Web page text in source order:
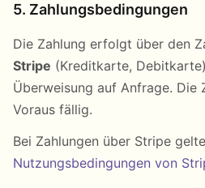
5. Zahlungsbedingungen
Die Zahlung erfolgt über den
Stripe (Kreditkarte,
Überweisung auf Anfrage. Die
Voraus fällig.
Bei Zahlungen über Stripe
Nutzungsbedingungen von